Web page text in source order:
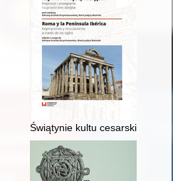
dokumentacja, walka z
Świątynie kultu cesarskiego w